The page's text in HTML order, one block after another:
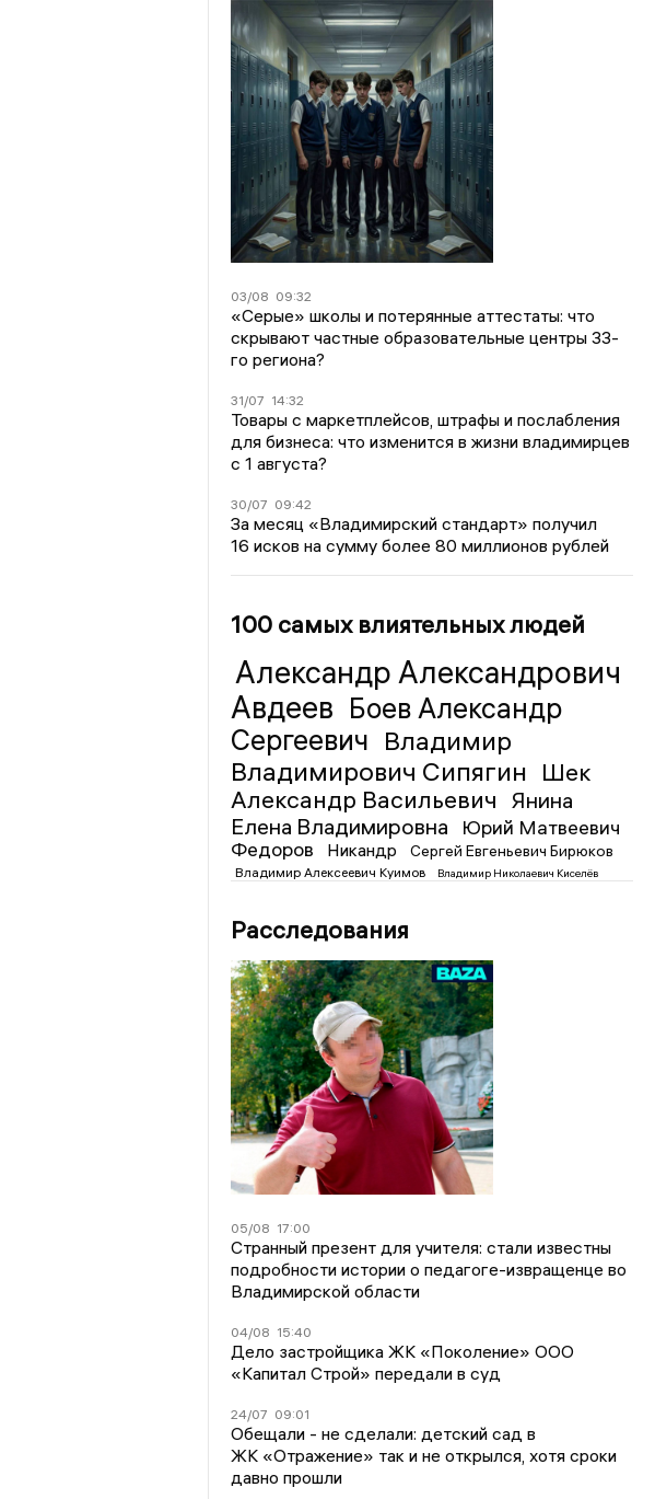
03/08 09:32
«Серые» школы и потерянные аттестаты: что
скрывают частные образовательные центры 33-
го региона?
31/07 14:32
Товары с маркетплейсов, штрафы и послабления
для бизнеса: что изменится в жизни владимирцев
с 1 августа?
30/07 09:42
За месяц «Владимирский стандарт» получил
16 исков на сумму более 80 миллионов рублей
100 самых влиятельных людей
Александр Александрович
Авдеев Боев Александр
Сергеевич Владимир
Владимирович Сипягин Шек
Александр Васильевич
Янина
Елена Владимировна
Юрий Матвеевич
Федоров
Никандр Сергей Евгеньевич Бирюков
Владимир Алексеевич Куимов Владимир Николаевич Киселёв
Расследования
05/08 17:00
Странный презент для учителя: стали известны
подробности истории о педагоге-извращенце во
Владимирской области
04/08 15:40
Дело застройщика ЖК «Поколение» ООО
«Капитал Строй» передали в суд
24/07 09:01
Обещали - не сделали: детский сад в
ЖК «Отражение» так и не открылся, хотя сроки
давно прошли